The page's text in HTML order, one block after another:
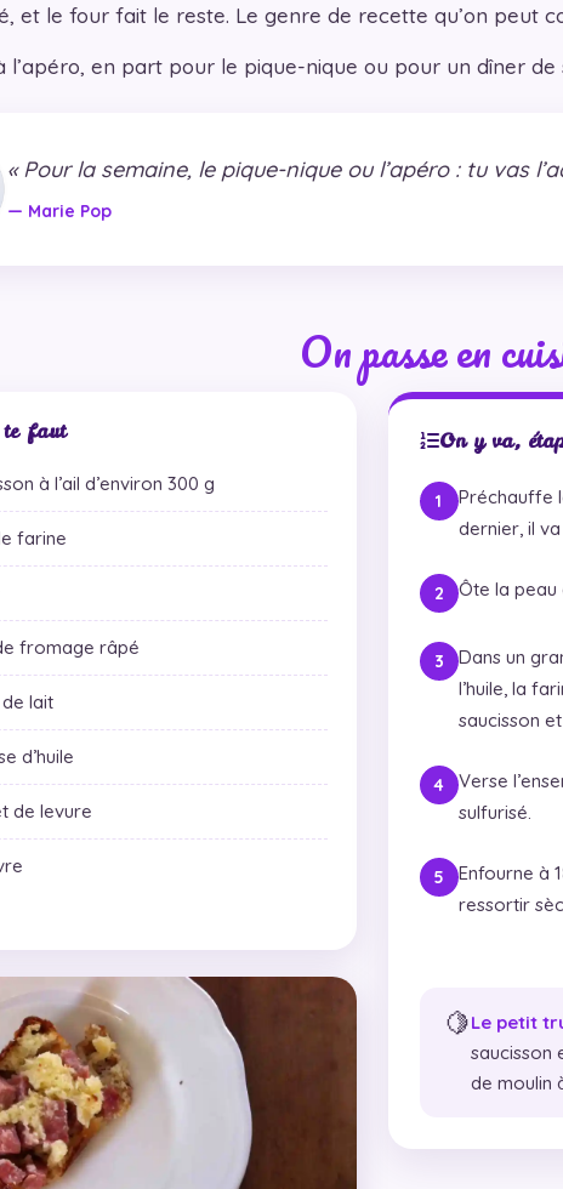
et le four fait le reste. Le genre de recette qu’on peut
l’apéro, en part pour le pique-nique ou pour un dîner de
« Pour la semaine, le pique-nique ou l’apéro : tu vas
— Marie Pop
On passe en
te faut
à l’ail d’environ 300 g
farine
fromage râpé
lait
d’huile
de levure
On y va,
Préchauffe
dernier, il
Ôte la peau
Dans un
l’huile, la
saucisson
Verse
sulfurisé.
Enfourne à
ressortir
🍋Le petit
saucisson
de moulin